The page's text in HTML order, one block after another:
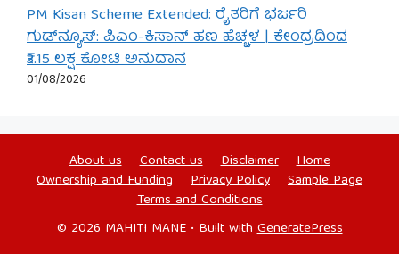
PM Kisan Scheme Extended: ರೈತರಿಗೆ ಭರ್ಜರಿ
ಗುಡ್‌ನ್ಯೂಸ್: ಪಿಎಂ-ಕಿಸಾನ್ ಹಣ ಹೆಚ್ಚಳ | ಕೇಂದ್ರದಿಂದ
₹3.15 ಲಕ್ಷ ಕೋಟಿ ಅನುದಾನ
01/08/2026
About us Contact us Disclaimer
Home
Ownership and Funding
Privacy Policy
Sample Page
Terms and Conditions
© 2026 MAHITI MANE• Built withGeneratePress